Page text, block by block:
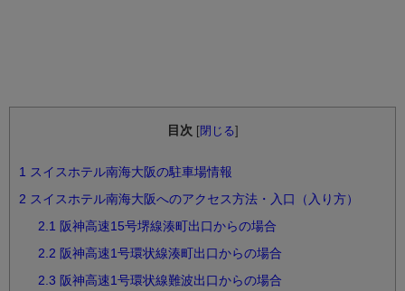
目次 閉じる
1 スイスホテル南海大阪の駐車場情報
2 スイスホテル南海大阪へのアクセス方法・入口（入り方）
2.1 阪神高速15号堺線湊町出口からの場合
2.2 阪神高速1号環状線湊町出口からの場合
2.3 阪神高速1号環状線難波出口からの場合